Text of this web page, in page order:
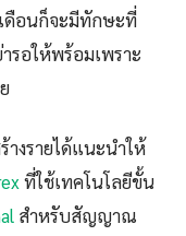
ดือนก็จะมีทักษะที่
รอให้พร้อมเพราะ
งรายได้แนะนำให้
ที่ใช้เทคโนโลยีขั้น
สำหรับสัญญาณ